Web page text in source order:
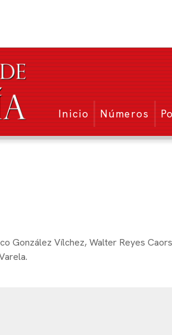
Menu
Inicio Números
González Vílchez,Walter Reyes